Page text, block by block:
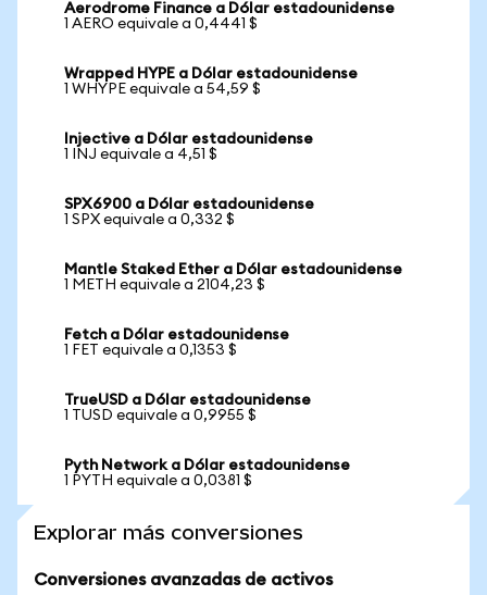
Aerodrome Finance a Dólar estadounidense
1 AERO equivale a 0,4441 $
Wrapped HYPE a Dólar estadounidense
1 WHYPE equivale a 54,59 $
Injective a Dólar estadounidense
1 INJ equivale a 4,51 $
SPX6900 a Dólar estadounidense
1 SPX equivale a 0,332 $
Mantle Staked Ether a Dólar estadounidense
1 METH equivale a 2104,23 $
Fetch a Dólar estadounidense
1 FET equivale a 0,1353 $
TrueUSD a Dólar estadounidense
1 TUSD equivale a 0,9955 $
Pyth Network a Dólar estadounidense
1 PYTH equivale a 0,0381 $
Explorar más conversiones
Conversiones avanzadas de activos